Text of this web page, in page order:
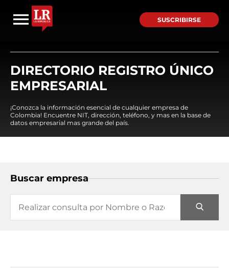
SUSCRIBIRSE
DIRECTORIO REGISTRO ÚNICO
EMPRESARIAL
¡Conozca la información esencial de cualquier empresa de
Colombia! Encuentre NIT, dirección, teléfono, y mas en la base de
datos empresarial mas grande del país.
Buscar empresa